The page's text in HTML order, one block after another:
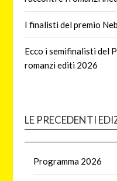
I finalisti del premio
Ecco i semifinalisti del
romanzi editi 2026
LE PRECEDENTI
Programma 2026